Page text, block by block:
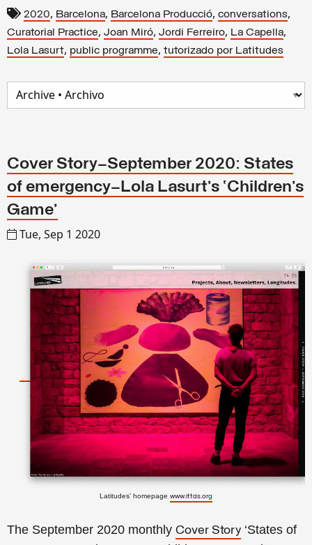
2020, Barcelona, Barcelona Producció, conversations,
Curatorial Practice, Joan Miró, Jordi Ferreiro, La Capella,
Lola Lasurt, public programme, tutorizado por Latitudes
Cover Story—September 2020: States
of emergency—Lola Lasurt’s ‘Children’s
Game’
Tue, Sep 1 2020
Latitudes' homepage www.lttds.org
The September 2020 monthly Cover Story ‘States of